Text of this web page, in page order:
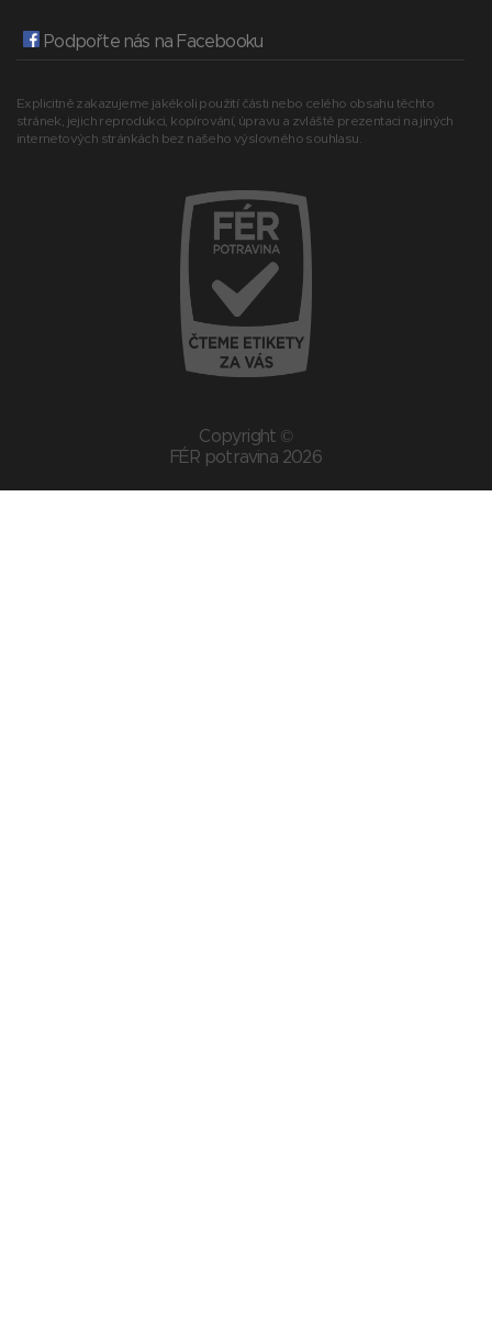
Podpořte nás na Facebooku
Explicitně zakazujeme jakékoli použití části nebo celého obsahu těchto
stránek, jejich reprodukci, kopírování, úpravu a zvláště prezentaci na jiných
internetových stránkách bez našeho výslovného souhlasu.
Copyright ©
FÉR potravina 2026